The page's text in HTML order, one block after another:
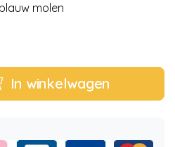
molen
In winkelwagen